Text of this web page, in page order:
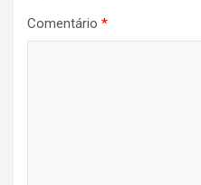
Comentário *